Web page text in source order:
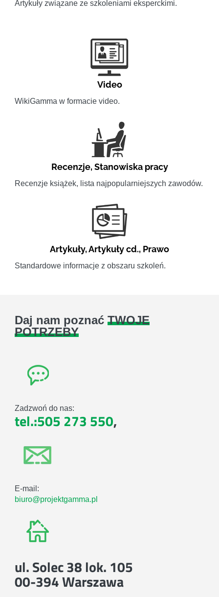
Artykuły związane ze szkoleniami eksperckimi.
Video
WikiGamma w formacie video.
Recenzje,Stanowiska pracy
Recenzje książek, lista najpopularniejszych zawodów.
Artykuły,Artykuły cd., Prawo
Standardowe informacje z obszaru szkoleń.
Daj nam poznać TWOJE
POTRZEBY
Zadzwoń do nas:
tel.:505 273 550,
E-mail:
biuro@projektgamma.pl
ul. Solec 38 lok. 105
00-394 Warszawa